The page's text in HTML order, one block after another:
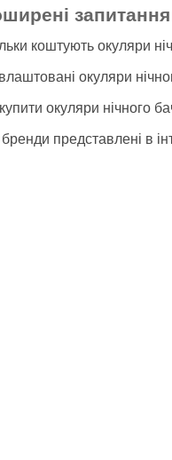
запитання
коштують окуляри
окуляри
окуляри нічного
бренди представлені в